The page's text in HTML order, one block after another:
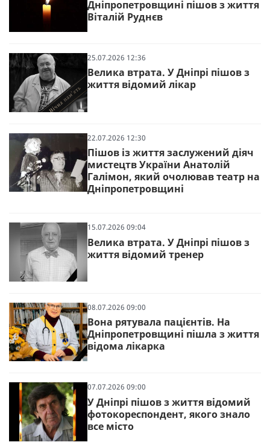
Дніпропетровщині пішов з життя
Віталій Руднєв
25.07.2026 12:36
Велика втрата. У Дніпрі пішов з
життя відомий лікар
22.07.2026 12:30
Пішов із життя заслужений діяч
мистецтв України Анатолій
Галімон, який очолював театр на
Дніпропетровщині
15.07.2026 09:04
Велика втрата. У Дніпрі пішов з
життя відомий тренер
08.07.2026 09:00
Вона рятувала пацієнтів. На
Дніпропетровщині пішла з життя
відома лікарка
07.07.2026 09:00
У Дніпрі пішов з життя відомий
фотокореспондент, якого знало
все місто